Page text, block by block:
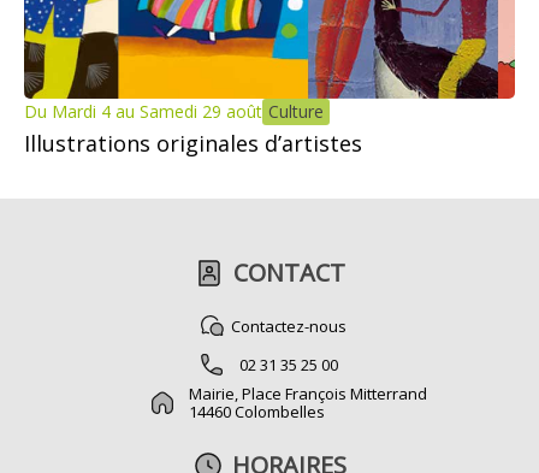
Du Mardi 4 au Samedi 29 août Culture
Illustrations originales d’artistes
CONTACT
Contactez-nous
02 31 35 25 00
Mairie, Place François Mitterrand
14460 Colombelles
HORAIRES